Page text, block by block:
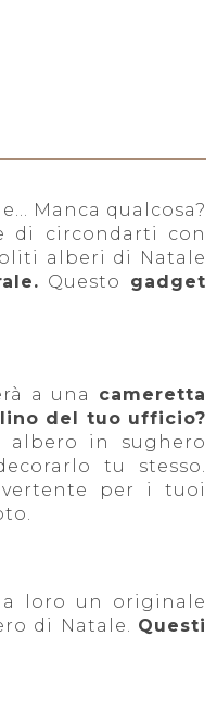
Manca qualcosa?
di circondarti con
alberi di Natale
Questo gadget
a una cameretta
del tuo ufficio?
albero in sughero
tu stesso.
per i tuoi
loro un originale
di Natale. Questi